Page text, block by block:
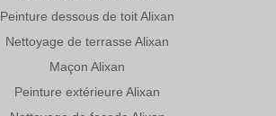
Peinture dessous de toit Alixan
Nettoyage de terrasse Alixan
Maçon Alixan
Peinture extérieure Alixan